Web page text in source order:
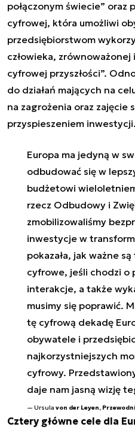
połączonym świecie” oraz
cyfrowej, która umożliwi
przedsiębiorstwom
człowieka,
cyfrowej przyszłości”.
do działań mających na
na zagrożenia oraz zajęcie
przyspieszeniem inwestycji.
Europa ma jedyną w
odbudować się w
budżetowi
rzecz Odbudowy i
zmobilizowaliśmy
inwestycje w
pokazała, jak ważne
cyfrowe, jeśli chodzi o
interakcje, a także
musimy się poprawić.
tę cyfrową dekadę
obywatele i
najkorzystniejszych
cyfrowy.
daje nam jasną wizję
Ursula von der Leyen,
Cztery główne cele dla